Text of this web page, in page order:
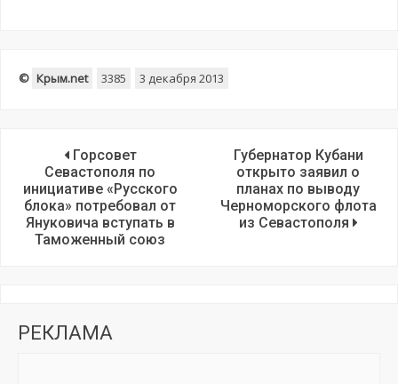
© Крым.net 3385 3 декабря 2013
Горсовет
Севастополя по
инициативе «Русского
блока» потребовал от
Януковича вступать в
Таможенный союз
Губернатор Кубани
открыто заявил о
планах по выводу
Черноморского флота
из Севастополя
РЕКЛАМА